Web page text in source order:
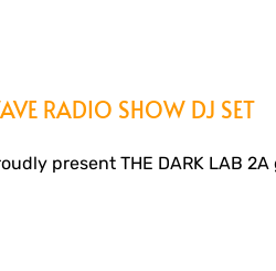
RADIO SHOW DJ SET
present THE DARK LAB